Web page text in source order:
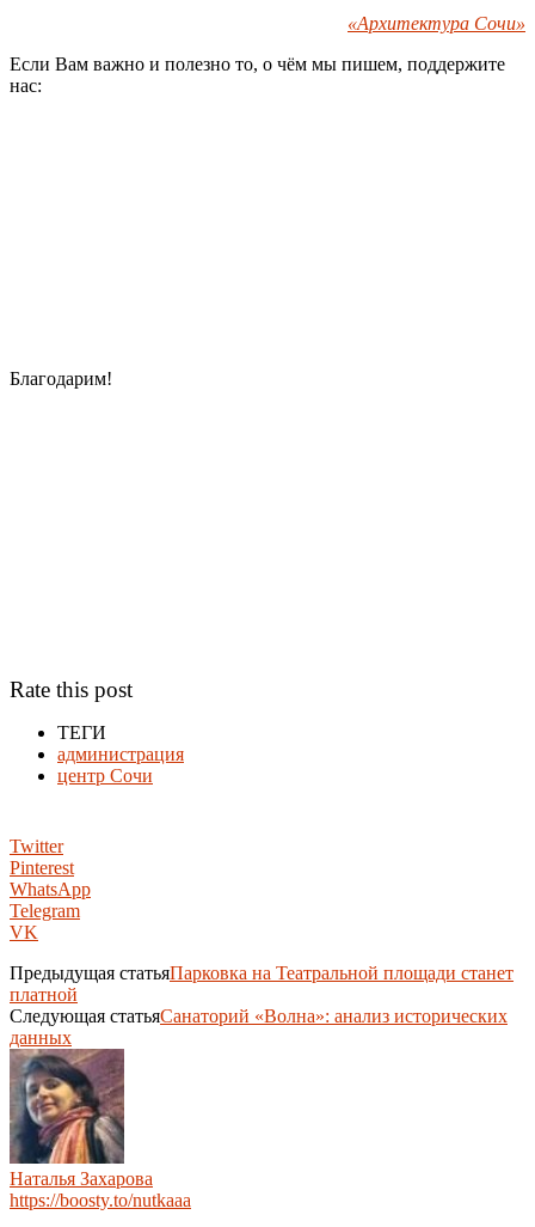
«Архитектура Сочи»
Если Вам важно и полезно то, о чём мы пишем, поддержите
нас:
Благодарим!
Rate this post
ТЕГИ
администрация
центр Сочи
Twitter
Pinterest
WhatsApp
Telegram
VK
Предыдущая статьяПарковка на Театральной площади станет
платной
Следующая статьяСанаторий «Волна»: анализ исторических
данных
Наталья Захарова
https://boosty.to/nutkaaa